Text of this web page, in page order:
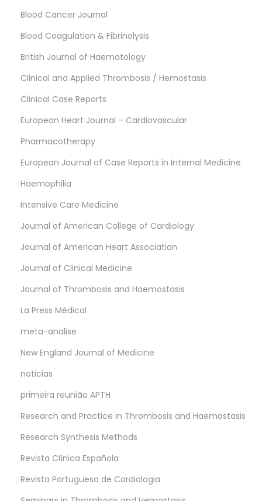
Blood Cancer Journal
Blood Coagulation & Fibrinolysis
British Journal of Haematology
Clinical and Applied Thrombosis / Hemostasis
Clinical Case Reports
European Heart Journal – Cardiovascular
Pharmacotherapy
European Journal of Case Reports in Internal Medicine
Haemophilia
Intensive Care Medicine
Journal of American College of Cardiology
Journal of American Heart Association
Journal of Clinical Medicine
Journal of Thrombosis and Haemostasis
La Press Médical
meta-analise
New England Journal of Medicine
noticias
primeira reunião APTH
Research and Practice in Thrombosis and Haemostasis
Research Synthesis Methods
Revista Clínica Española
Revista Portuguesa de Cardiologia